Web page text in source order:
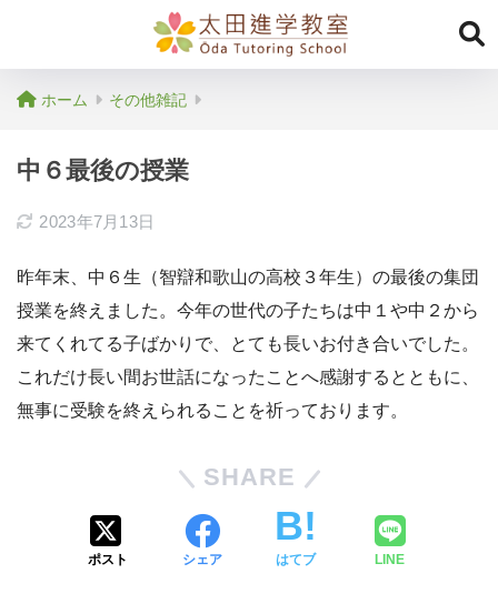
ホーム その他雑記
中６最後の授業
2023年7月13日
昨年末、中６生（智辯和歌山の高校３年生）の最後の集団
授業を終えました。今年の世代の子たちは中１や中２から
来てくれてる子ばかりで、とても長いお付き合いでした。
これだけ長い間お世話になったことへ感謝するとともに、
無事に受験を終えられることを祈っております。
SHARE
ポスト シェア はてブ LINE